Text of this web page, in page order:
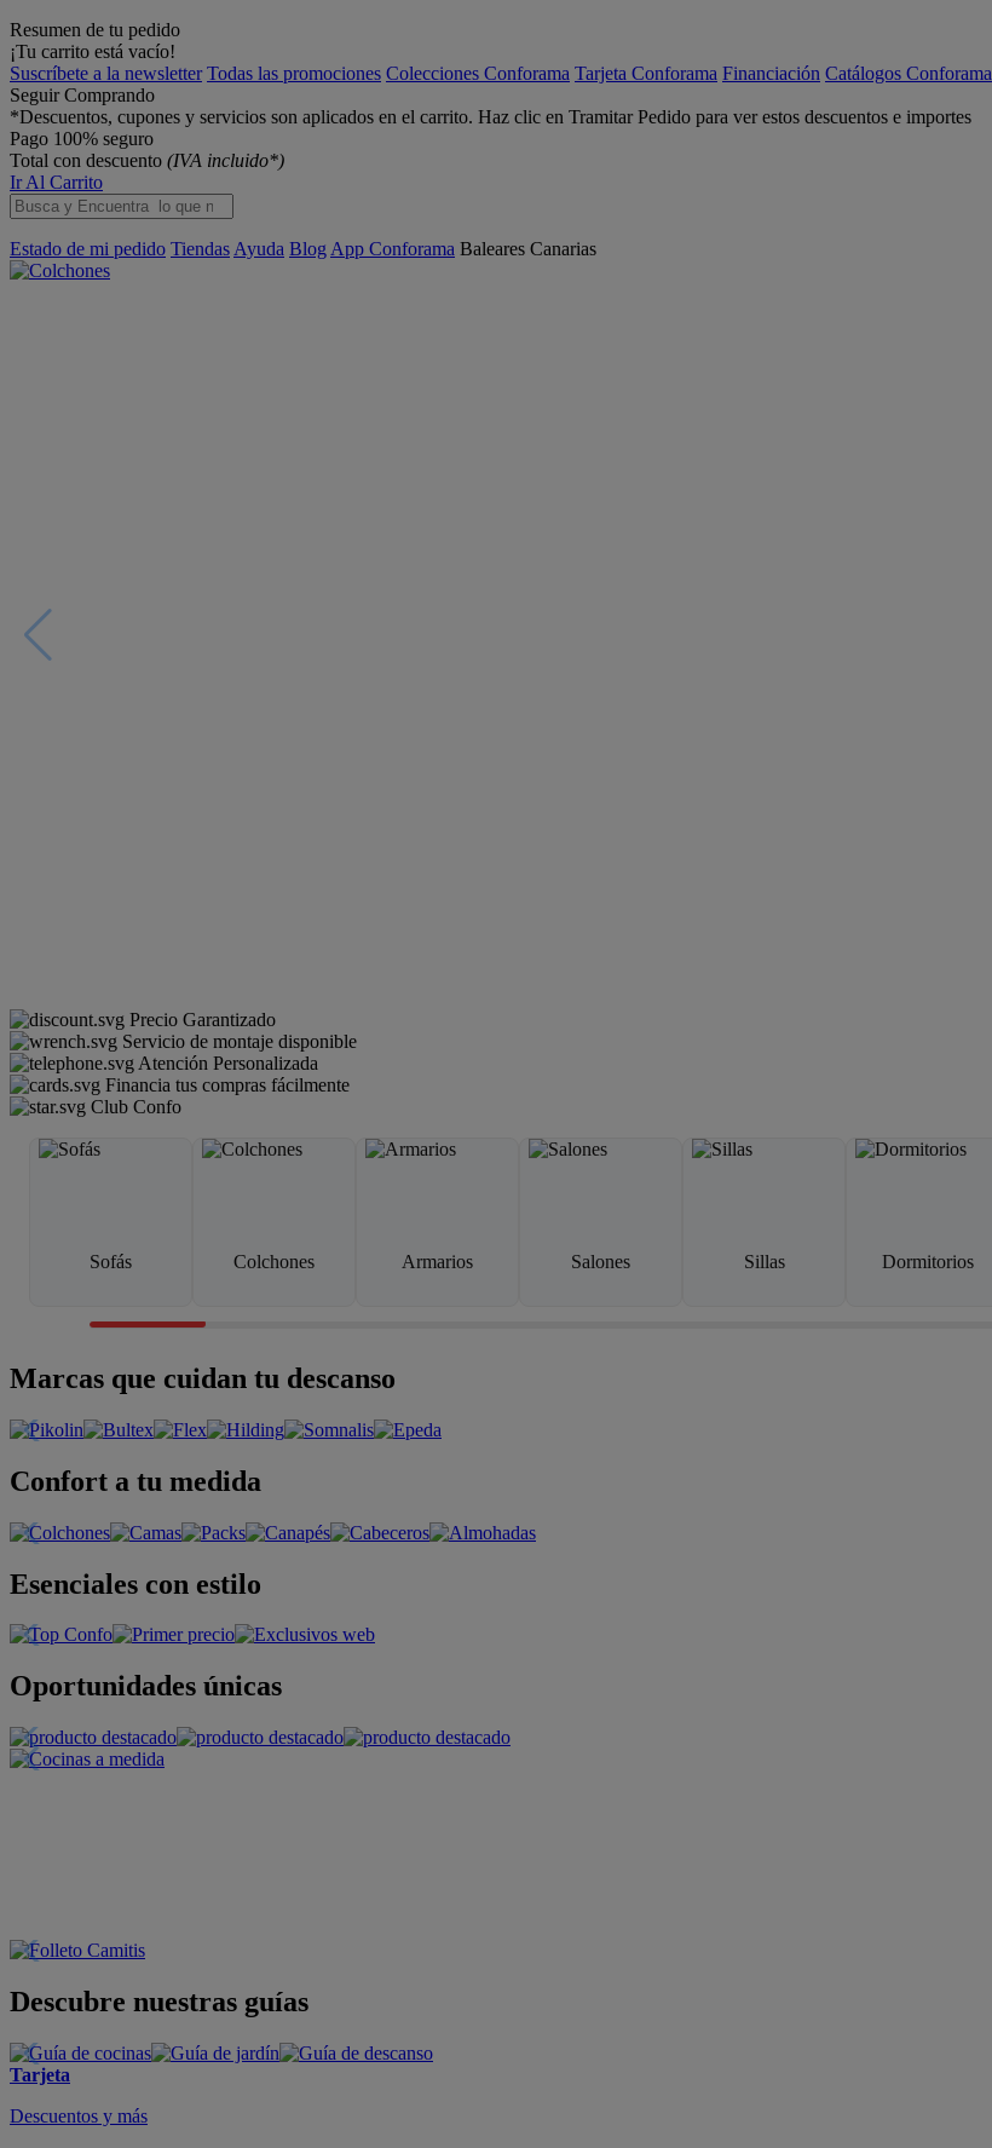
Resumen de tu pedido
¡Tu carrito está vacío!
Suscríbete a la newsletter Todas las promociones Colecciones Conforama Tarjeta Conforama Financiación Catálogos Conforama
Seguir Comprando
*Descuentos, cupones y servicios son aplicados en el carrito. Haz clic en Tramitar Pedido para ver estos descuentos e importes
Pago 100% seguro
Total con descuento (IVA incluido*)
Ir Al Carrito
Estado de mi pedido Tiendas Ayuda Blog App Conforama Baleares Canarias
Precio Garantizado
Servicio de montaje disponible
Atención Personalizada
Financia tus compras fácilmente
Club Confo
Sofás Colchones Armarios Salones Sillas Dormitorios
Marcas que cuidan tu descanso
Confort a tu medida
Esenciales con estilo
Oportunidades únicas
Descubre nuestras guías
Tarjeta
Descuentos y más